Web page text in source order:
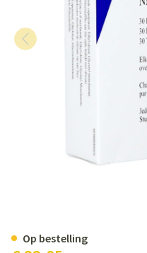
Op bestelling